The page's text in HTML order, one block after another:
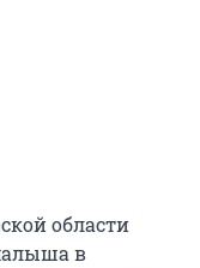
области
в